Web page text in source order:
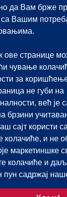
да Вам брже
са Вашим
ове странице
чување
за
не губи на
већ је
брзини
сајт користи
колачиће, и не
маркетиншке
колачиће и
пун садржај
komora